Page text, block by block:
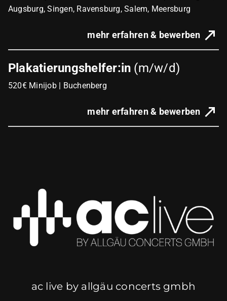
Augsburg, Singen, Ravensburg, Salem, Meersburg
mehr erfahren & bewerben
Plakatierungshelfer:in (m/w/d)
520€ Minijob | Buchenberg
mehr erfahren & bewerben
ac live by allgäu concerts gmbh